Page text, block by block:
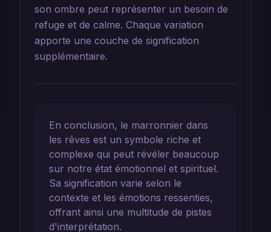
son ombre peut représenter un besoin de
refuge et de calme. Chaque variation
apporte une couche de signification
supplémentaire.
En conclusion, le marronnier dans
les rêves est un symbole riche et
complexe qui peut révéler beaucoup
sur notre état émotionnel et spirituel.
Sa signification varie selon le
contexte et les émotions ressenties,
offrant ainsi une multitude de pistes
d'interprétation.